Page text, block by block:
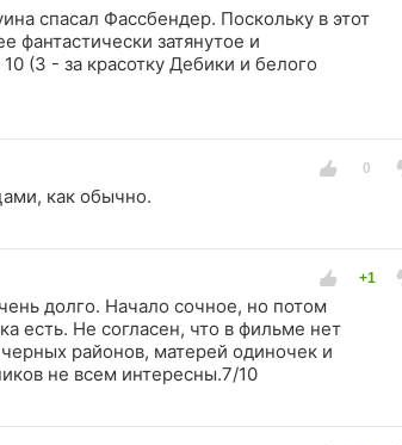
спасал Фассбендер. Поскольку в этот
фантастически затянутое и
(3 - за красотку Дебики и белого
как обычно.
долго. Начало сочное, но потом
есть. Не согласен, что в фильме нет
районов, матерей одиночек и
не всем интересны.7/10